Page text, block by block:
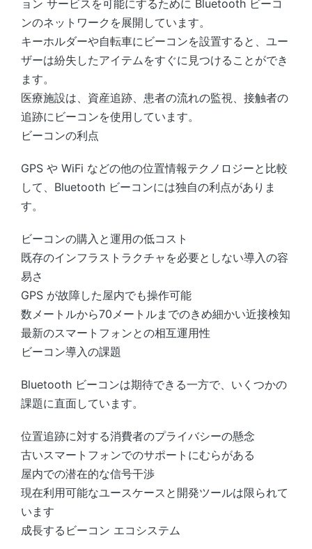
ョン サービスを可能にするために Bluetooth ビーコ
ンのネットワークを展開しています。
キーホルダーや自転車にビーコンを設置すると、ユー
ザーは紛失したアイテムをすぐに見つけることができ
ます。
医療施設は、資産追跡、患者の流れの監視、接触者の
追跡にビーコンを使用しています。
ビーコンの利点
GPS や WiFi などの他の位置情報テクノロジーと比較
して、Bluetooth ビーコンには独自の利点がありま
す。
ビーコンの購入と運用の低コスト
既存のインフラストラクチャを必要としない導入の容
易さ
GPS が故障した屋内でも操作可能
数メートルから70メートルまでのきめ細かい近接検知
最新のスマートフォンとの相互運用性
ビーコン導入の課題
Bluetooth ビーコンは期待できる一方で、いくつかの
課題に直面しています。
位置追跡に対する消費者のプライバシーの懸念
古いスマートフォンでのサポートにむらがある
屋内での潜在的な信号干渉
現在利用可能なユースケースと開発ツールは限られて
います
成長するビーコン エコシステム